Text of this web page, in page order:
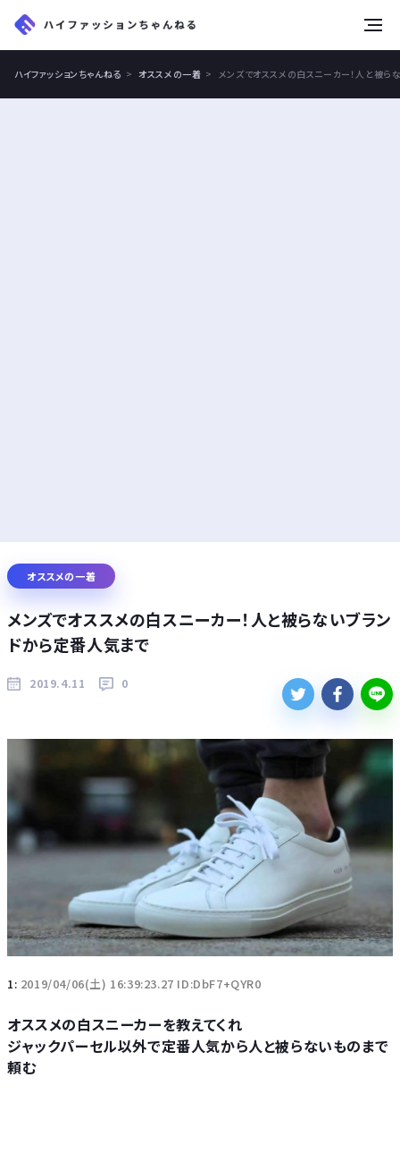
ハイファッションちゃんねる オススメの一着 メンズでオススメの白スニーカー！人と被ら
オススメの一着
メンズでオススメの白スニーカー！人と被らないブラン
ドから定番人気まで
2019.4.11 0
1: 2019/04/06(土) 16:39:23.27 ID:DbF7+QYR0
オススメの白スニーカーを教えてくれ
ジャックパーセル以外で定番人気から人と被らないものまで
頼む